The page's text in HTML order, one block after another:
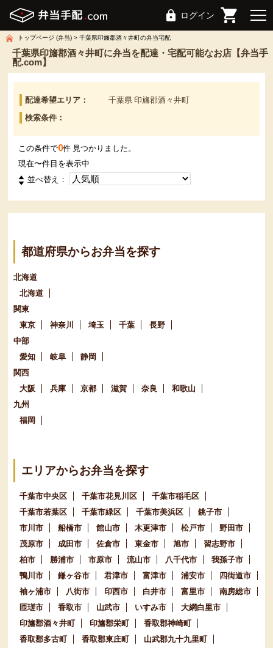
ログイン
トップページ (弁当) 千葉県印旛郡酒々井町の弁当宅配
千葉県印旛郡酒々井町に弁当を配達・宅配可能なお店【弁当手
配.com】
配達希望エリア：
千葉県 印旛郡酒々井町
検索条件：
この条件で0件 見つかりました。
現在〜件目を表示中
並べ替え：
都道府県からお弁当を探す
北海道
北海道
関東
東京
神奈川 埼玉 千葉
長野
中部
愛知
岐阜
静岡
関西
大阪
兵庫 京都 滋賀 奈良
和歌山
九州
福岡
エリアからお弁当を探す
千葉市中央区 千葉市花見川区
千葉市稲毛区
千葉市若葉区
千葉市緑区 千葉市美浜区
銚子市
市川市
船橋市 館山市 木更津市 松戸市
野田市
茂原市
成田市 佐倉市 東金市 旭市
習志野市
柏市
勝浦市 市原市 流山市 八千代市
我孫子市
鴨川市
鎌ヶ谷市 君津市 富津市 浦安市
四街道市
袖ヶ浦市
八街市 印西市 白井市 富里市
南房総市
匝瑳市
香取市 山武市 いすみ市
大網白里市
印旛郡酒々井町
印旛郡栄町
香取郡神崎町
香取郡多古町
香取郡東庄町
山武郡九十九里町